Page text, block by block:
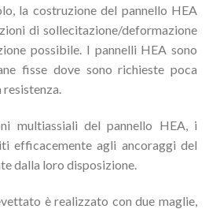
la costruzione del pannello HEA
di sollecitazione/deformazione
possibile. I pannelli HEA sono
fisse dove sono richieste poca
multiassiali del pannello HEA, i
efficacemente agli ancoraggi del
dalla loro disposizione.
è realizzato con due maglie,